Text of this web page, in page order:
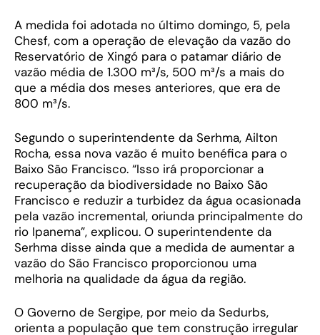
A medida foi adotada no último domingo, 5, pela
Chesf, com a operação de elevação da vazão do
Reservatório de Xingó para o patamar diário de
vazão média de 1.300 m³/s, 500 m³/s a mais do
que a média dos meses anteriores, que era de
800 m³/s.
Segundo o superintendente da Serhma, Ailton
Rocha, essa nova vazão é muito benéfica para o
Baixo São Francisco. “Isso irá proporcionar a
recuperação da biodiversidade no Baixo São
Francisco e reduzir a turbidez da água ocasionada
pela vazão incremental, oriunda principalmente do
rio Ipanema”, explicou. O superintendente da
Serhma disse ainda que a medida de aumentar a
vazão do São Francisco proporcionou uma
melhoria na qualidade da água da região.
O Governo de Sergipe, por meio da Sedurbs,
orienta a população que tem construção irregular